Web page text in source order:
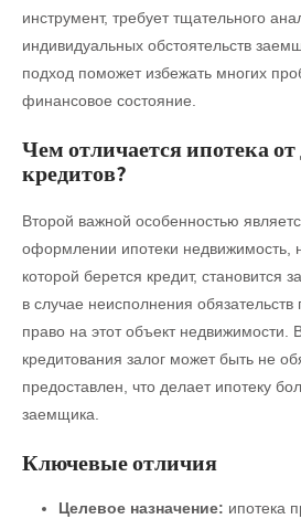
инструмент, требует тщательного
индивидуальных обстоятельств
подход поможет избежать многих
финансовое состояние.
Чем отличается ипотека от
кредитов?
Второй важной особенностью
оформлении ипотеки недвижимость,
которой берется кредит, становится
в случае неисполнения
право на этот объект недвижимости.
кредитования залог может быть не
предоставлен, что делает ипотеку
заемщика.
Ключевые отличия
Целевое назначение: ипотека